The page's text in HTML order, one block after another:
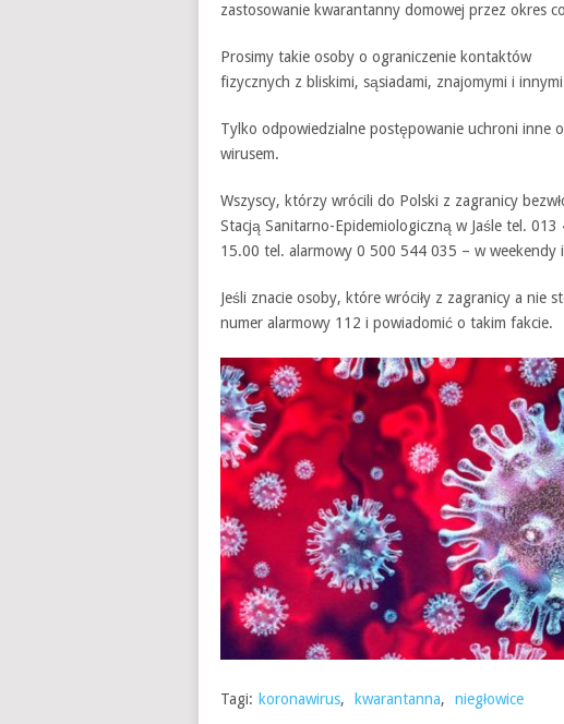
zastosowanie kwarantanny domowej przez okres
Prosimy takie osoby o ograniczenie kontaktów
fizycznych z bliskimi, sąsiadami, znajomymi i
Tylko odpowiedzialne postępowanie uchroni inne
wirusem.
Wszyscy, którzy wrócili do Polski z zagranicy
Stacją Sanitarno-Epidemiologiczną w Jaśle tel.
15.00 tel. alarmowy 0 500 544 035 – w weekendy
Jeśli znacie osoby, które wróciły z zagranicy a
numer alarmowy 112 i powiadomić o takim fakcie.
Tagi: koronawirus, kwarantanna, niegłowice